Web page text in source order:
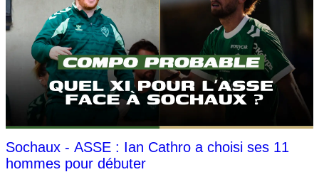
Sochaux - ASSE : Ian Cathro a choisi ses 11
hommes pour débuter